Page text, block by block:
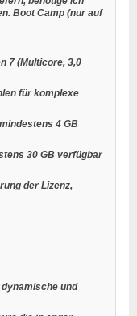
Boot Camp (nur auf
7 (Multicore, 3,0
für komplexe
4 GB
30 GB verfügbar
der Lizenz,
und